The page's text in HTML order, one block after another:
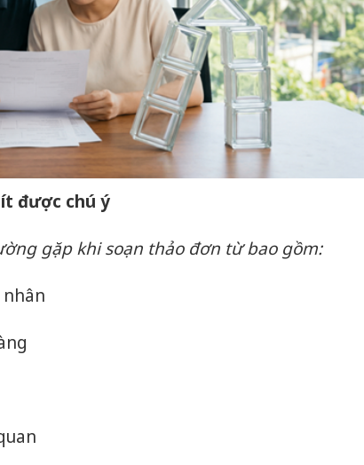
được chú ý
gặp khi soạn thảo đơn từ bao gồm: